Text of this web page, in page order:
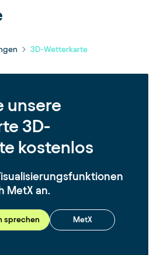
3D-Wetterkarte
unsere
3D-
kostenlos
MetX an.
sprechen MetX